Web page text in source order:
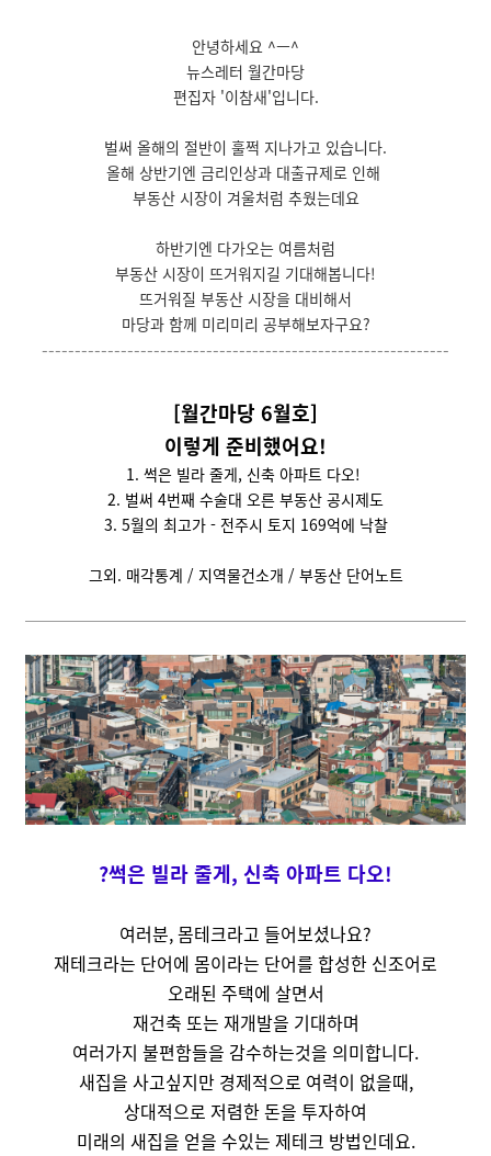
안녕하세요 ^ㅡ^
뉴스레터 월간마당
편집자 '이참새'입니다.
벌써 올해의 절반이 훌쩍 지나가고 있습니다.
올해 상반기엔 금리인상과 대출규제로 인해
부동산 시장이 겨울처럼 추웠는데요
하반기엔 다가오는 여름처럼
부동산 시장이 뜨거워지길 기대해봅니다!
뜨거워질 부동산 시장을 대비해서
마당과 함께 미리미리 공부해보자구요?
--------------------------------------------------------------
[월간마당 6월호]
이렇게 준비했어요!
1. 썩은 빌라 줄게, 신축 아파트 다오!
2. 벌써 4번째 수술대 오른 부동산 공시제도
3. 5월의 최고가 - 전주시 토지 169억에 낙찰
그외. 매각통계 / 지역물건소개 / 부동산 단어노트
?썩은 빌라 줄게, 신축 아파트 다오!
여러분, 몸테크라고 들어보셨나요?
재테크라는 단어에 몸이라는 단어를 합성한 신조어로
오래된 주택에 살면서
재건축 또는 재개발을 기대하며
여러가지 불편함들을 감수하는것을 의미합니다.
새집을 사고싶지만 경제적으로 여력이 없을때,
상대적으로 저렴한 돈을 투자하여
미래의 새집을 얻을 수있는 제테크 방법인데요.